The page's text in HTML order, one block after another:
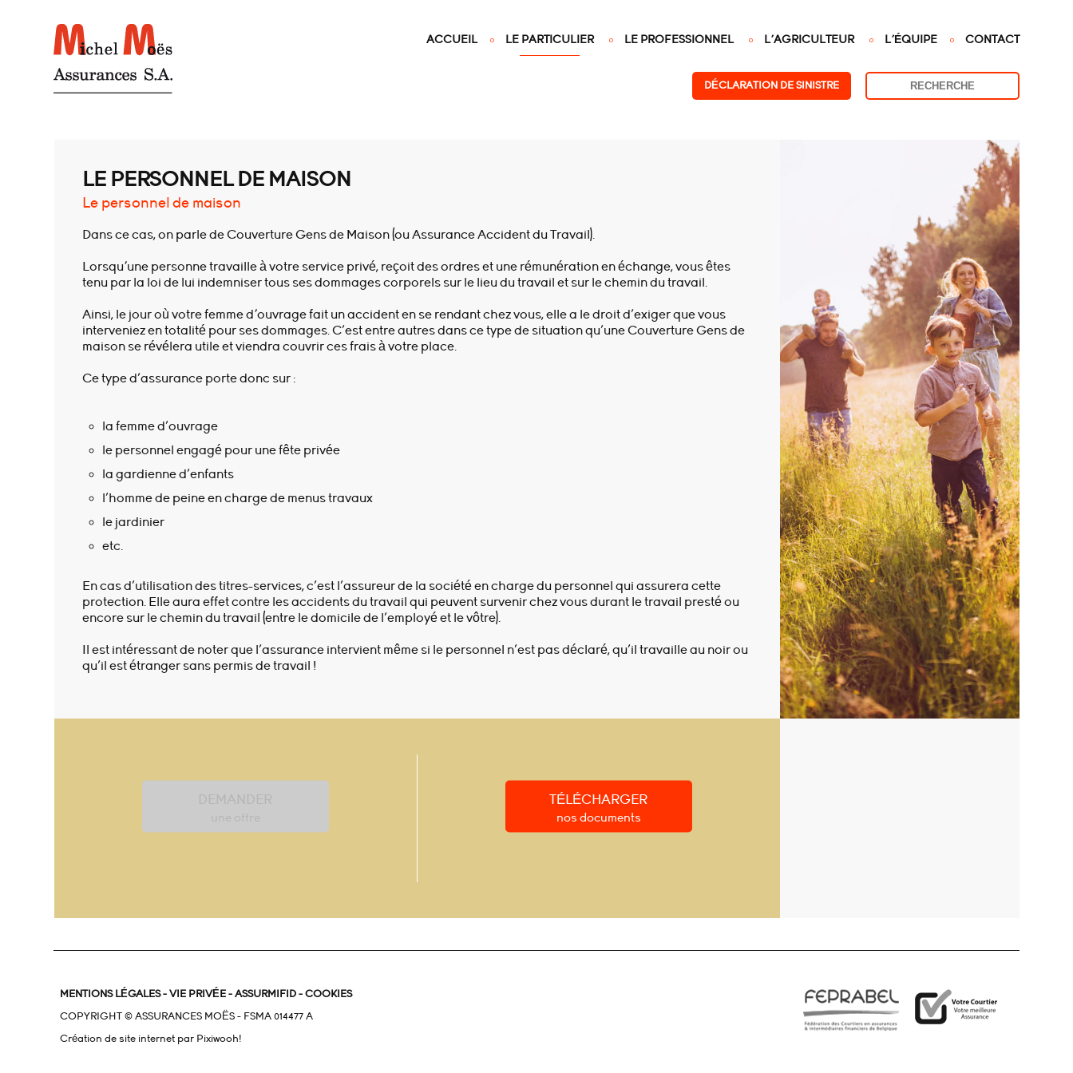
ACCUEIL LE PARTICULIER LE PROFESSIONNEL L'AGRICULTEUR L'ÉQUIPE CONTACT
DÉCLARATION DE SINISTRE
LE PERSONNEL DE MAISON
Le personnel de maison
Dans ce cas, on parle de Couverture Gens de Maison (ou Assurance Accident du Travail).
Lorsqu'une personne travaille à votre service privé, reçoit des ordres et une rémunération en échange, vous êtes
tenu par la loi de lui indemniser tous ses dommages corporels sur le lieu du travail et sur le chemin du travail.
Ainsi, le jour où votre femme d'ouvrage fait un accident en se rendant chez vous, elle a le droit d’exiger que vous
interveniez en totalité pour ses dommages. C’est entre autres dans ce type de situation qu’une Couverture Gens de
maison se révélera utile et viendra couvrir ces frais à votre place.
Ce type d’assurance porte donc sur :
la femme d’ouvrage
le personnel engagé pour une fête privée
la gardienne d’enfants
l’homme de peine en charge de menus travaux
le jardinier
etc.
En cas d’utilisation des titres-services, c’est l’assureur de la société en charge du personnel qui assurera cette
protection. Elle aura effet contre les accidents du travail qui peuvent survenir chez vous durant le travail presté ou
encore sur le chemin du travail (entre le domicile de l’employé et le vôtre).
Il est intéressant de noter que l’assurance intervient même si le personnel n’est pas déclaré, qu’il travaille au noir ou
qu’il est étranger sans permis de travail !
TÉLÉCHARGER
nos documents
MENTIONS LÉGALES-VIE PRIVÉE-ASSURMIFID-COOKIES
COPYRIGHT © ASSURANCES MOËS - FSMA 014477 A
Création de site internet par Pixiwooh!